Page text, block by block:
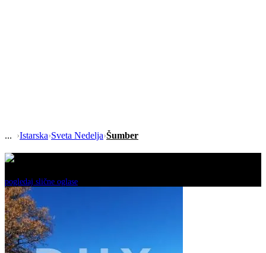
›Istarska›Sveta Nedelja›Šumber
pogledaj slične oglase